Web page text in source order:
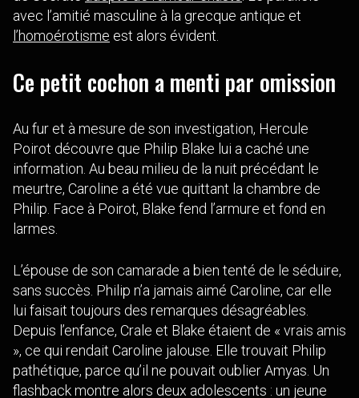
avec l’amitié masculine à la grecque antique et
l’homoérotisme est alors évident.
Ce petit cochon a menti par omission
Au fur et à mesure de son investigation, Hercule
Poirot découvre que Philip Blake lui a caché une
information. Au beau milieu de la nuit précédant le
meurtre, Caroline a été vue quittant la chambre de
Philip. Face à Poirot, Blake fend l’armure et fond en
larmes.
L’épouse de son camarade a bien tenté de le séduire,
sans succès. Philip n’a jamais aimé Caroline, car elle
lui faisait toujours des remarques désagréables.
Depuis l’enfance, Crale et Blake étaient de « vrais amis
», ce qui rendait Caroline jalouse. Elle trouvait Philip
pathétique, parce qu’il ne pouvait oublier Amyas. Un
flashback montre alors deux adolescents : un jeune